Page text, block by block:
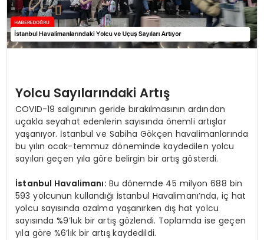
YAŞAM
Yolcu Sayılarındaki Artış
COVID-19 salgınının geride bırakılmasının ardından
uçakla seyahat edenlerin sayısında önemli artışlar
yaşanıyor. İstanbul ve Sabiha Gökçen havalimanlarında
bu yılın ocak-temmuz döneminde kaydedilen yolcu
sayıları geçen yıla göre belirgin bir artış gösterdi.
İstanbul Havalimanı: Bu dönemde 45 milyon 688 bin
593 yolcunun kullandığı İstanbul Havalimanı’nda, iç hat
yolcu sayısında azalma yaşanırken dış hat yolcu
sayısında %9’luk bir artış gözlendi. Toplamda ise geçen
yıla göre %6’lık bir artış kaydedildi.